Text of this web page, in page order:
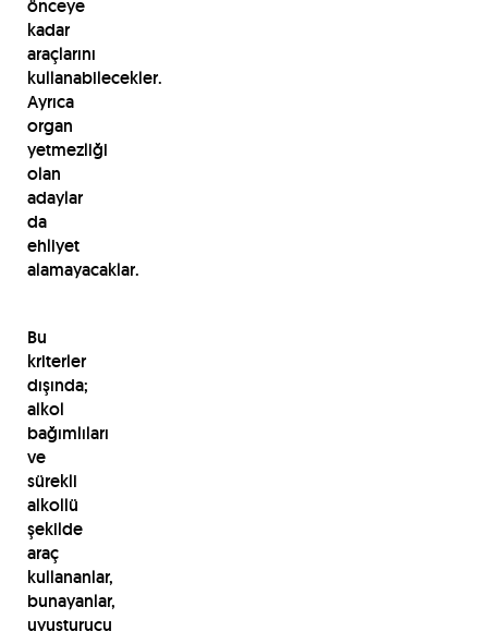
önceye
kadar
araçlarını
kullanabilecekler.
Ayrıca
organ
yetmezliği
olan
adaylar
da
ehliyet
alamayacaklar.
Bu
kriterler
dışında;
alkol
bağımlıları
ve
sürekli
alkollü
şekilde
araç
kullananlar,
bunayanlar,
uyuşturucu